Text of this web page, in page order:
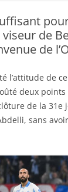
de
de
l’attitude de
deux points
de la 31e
sans